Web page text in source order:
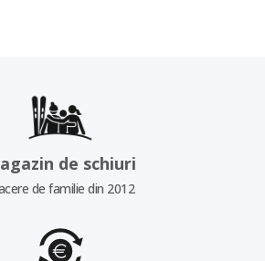
de schiuri
de familie din 2012